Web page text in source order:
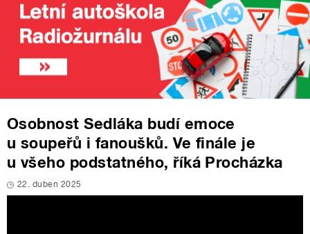
Osobnost Sedláka budí emoce
u soupeřů i fanoušků. Ve finále je
u všeho podstatného, říká Procházka
22. duben 2025